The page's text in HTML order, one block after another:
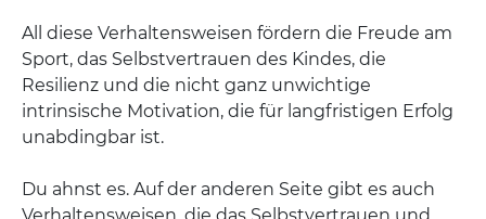
All diese Verhaltensweisen fördern die Freude am
Sport, das Selbstvertrauen des Kindes, die
Resilienz und die nicht ganz unwichtige
intrinsische Motivation, die für langfristigen Erfolg
unabdingbar ist.
Du ahnst es. Auf der anderen Seite gibt es auch